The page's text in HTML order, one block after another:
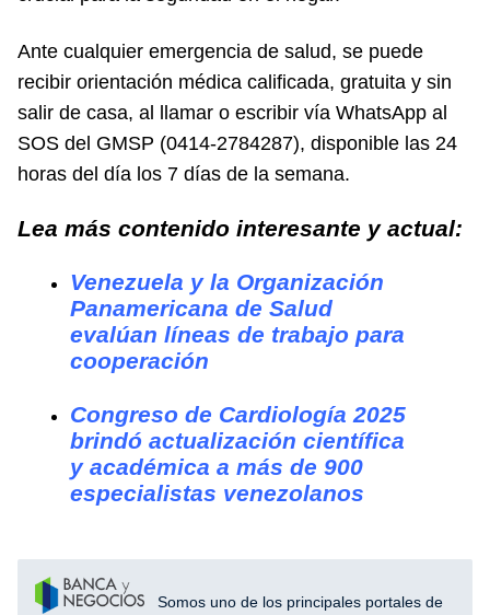
Ante cualquier emergencia de salud, se puede
recibir orientación médica calificada, gratuita y sin
salir de casa, al llamar o escribir vía WhatsApp al
SOS del GMSP (0414-2784287), disponible las 24
horas del día los 7 días de la semana.
Lea más contenido interesante y actual:
Venezuela y la Organización
Panamericana de Salud
evalúan líneas de trabajo para
cooperación
Congreso de Cardiología 2025
brindó actualización científica
y académica a más de 900
especialistas venezolanos
Somos uno de los principales portales de